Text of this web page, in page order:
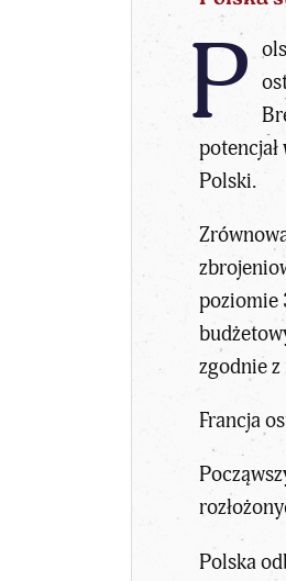
P
Polski.
poziomie
zgodnie z
Francja
Polska